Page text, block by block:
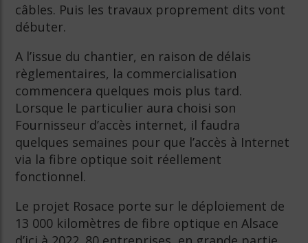
câbles. Puis les travaux proprement dits vont
débuter.
A l’issue du chantier, en raison de délais
règlementaires, la commercialisation
commencera quelques mois plus tard.
Lorsque le particulier aura choisi son
Fournisseur d’accès internet, il faudra
quelques semaines pour que l’accès à Internet
via la fibre optique soit réellement
fonctionnel.
Le projet Rosace porte sur le déploiement de
13 000 kilomètres de fibre optique en Alsace